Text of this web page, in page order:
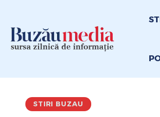
STIRI BUZAU